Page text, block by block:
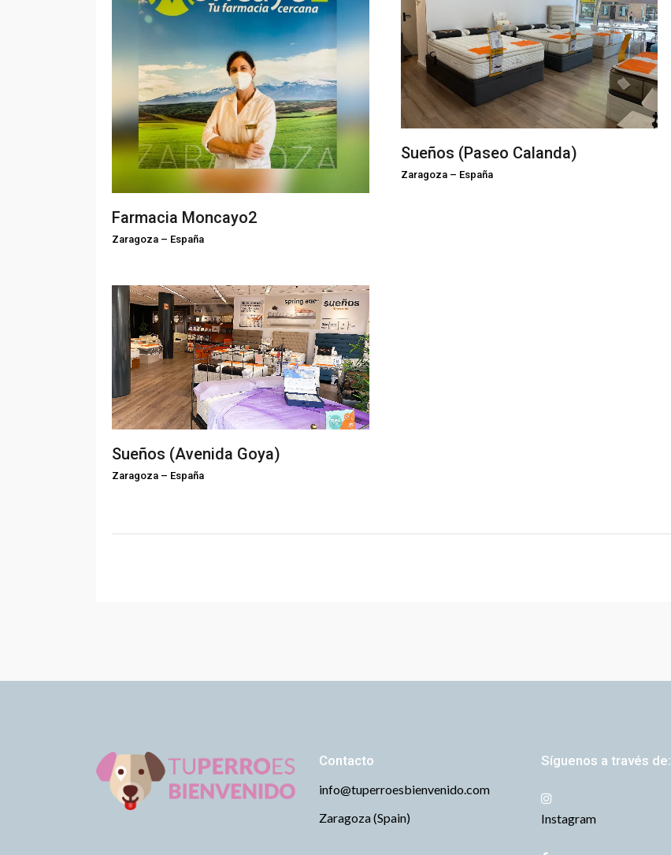
Farmacia Moncayo2
Zaragoza – España
Sueños (Paseo Calanda)
Zaragoza – España
Sueños (Avenida Goya)
Zaragoza – España
Contacto
info@tuperroesbienvenido.com
Zaragoza (Spain)
Síguenos a través de:
Instagram